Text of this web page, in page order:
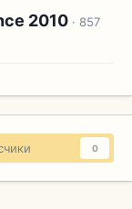
2010 · 857
0